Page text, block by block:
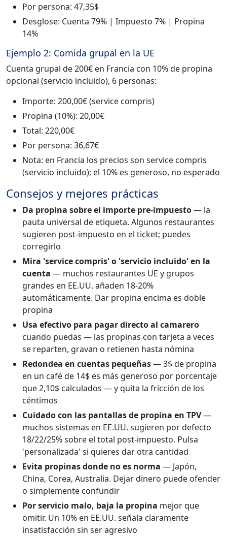
Por persona: 47,35$
Desglose: Cuenta 79% | Impuesto 7% | Propina
14%
Ejemplo 2: Comida grupal en la UE
Cuenta grupal de 200€ en Francia con 10% de propina
opcional (servicio incluido), 6 personas:
Importe: 200,00€ (service compris)
Propina (10%): 20,00€
Total: 220,00€
Por persona: 36,67€
Nota: en Francia los precios son service compris
(servicio incluido); el 10% es generoso, no esperado
Consejos y mejores prácticas
Da propina sobre el importe pre-impuesto— la
pauta universal de etiqueta. Algunos restaurantes
sugieren post-impuesto en el ticket; puedes
corregirlo
Mira 'service compris' o 'servicio incluido' en la
cuenta — muchos restaurantes UE y grupos
grandes en EE.UU. añaden 18-20%
automáticamente. Dar propina encima es doble
propina
Usa efectivo para pagar directo al camarero
cuando puedas — las propinas con tarjeta a veces
se reparten, gravan o retienen hasta nómina
Redondea en cuentas pequeñas— 3$ de propina
en un café de 14$ es más generoso por porcentaje
que 2,10$ calculados — y quita la fricción de los
céntimos
Cuidado con las pantallas de propina en TPV—
muchos sistemas en EE.UU. sugieren por defecto
18/22/25% sobre el total post-impuesto. Pulsa
'personalizada' si quieres dar otra cantidad
Evita propinas donde no es norma — Japón,
China, Corea, Australia. Dejar dinero puede ofender
o simplemente confundir
Por servicio malo, baja la propina mejor que
omitir. Un 10% en EE.UU. señala claramente
insatisfacción sin ser agresivo